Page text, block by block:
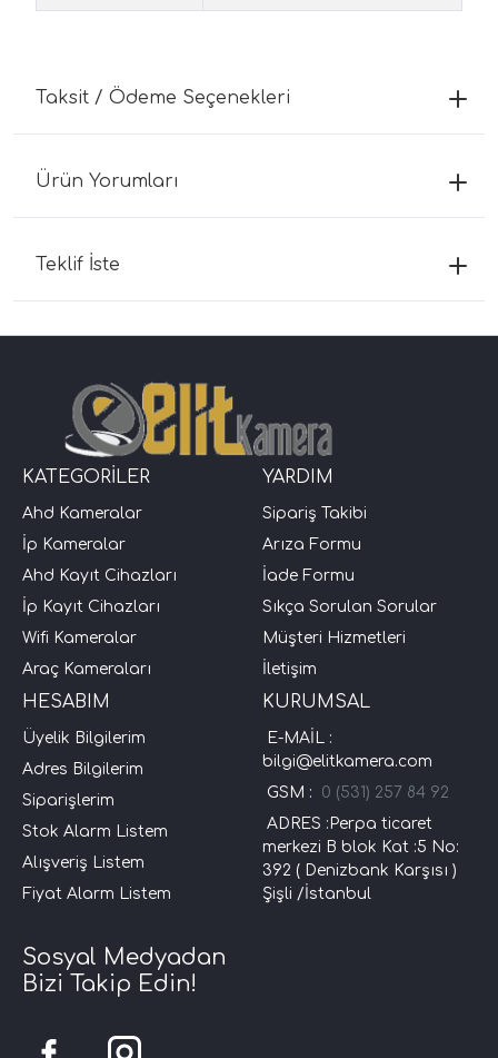
Taksit / Ödeme Seçenekleri
Ürün Yorumları
Teklif İste
KATEGORİLER
Ahd Kameralar
İp Kameralar
Ahd Kayıt Cihazları
İp Kayıt Cihazları
Wifi Kameralar
Araç Kameraları
YARDIM
Sipariş Takibi
Arıza Formu
İade Formu
Sıkça Sorulan Sorular
Müşteri Hizmetleri
İletişim
HESABIM
Üyelik Bilgilerim
Adres Bilgilerim
Siparişlerim
Stok Alarm Listem
Alışveriş Listem
Fiyat Alarm Listem
KURUMSAL
E-MAİL :
bilgi@elitkamera.com
GSM : 0 (531) 257 84 92
ADRES :Perpa ticaret
merkezi B blok Kat :5 No:
392 ( Denizbank Karşısı )
Şişli /İstanbul
Sosyal Medyadan
Bizi Takip Edin!